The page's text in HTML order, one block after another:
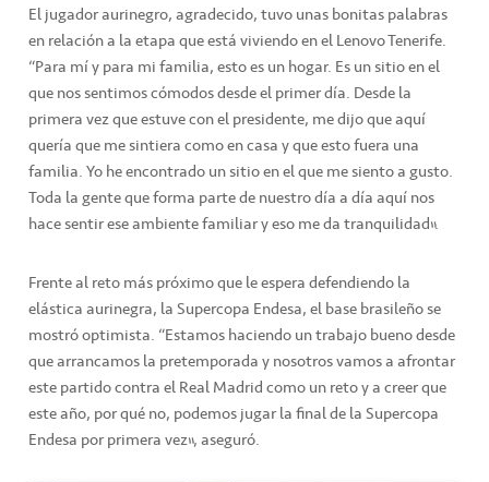
El jugador aurinegro, agradecido, tuvo unas bonitas palabras
en relación a la etapa que está viviendo en el Lenovo Tenerife.
“Para mí y para mi familia, esto es un hogar. Es un sitio en el
que nos sentimos cómodos desde el primer día. Desde la
primera vez que estuve con el presidente, me dijo que aquí
quería que me sintiera como en casa y que esto fuera una
familia. Yo he encontrado un sitio en el que me siento a gusto.
Toda la gente que forma parte de nuestro día a día aquí nos
hace sentir ese ambiente familiar y eso me da tranquilidad”.
Frente al reto más próximo que le espera defendiendo la
elástica aurinegra, la Supercopa Endesa, el base brasileño se
mostró optimista. “Estamos haciendo un trabajo bueno desde
que arrancamos la pretemporada y nosotros vamos a afrontar
este partido contra el Real Madrid como un reto y a creer que
este año, por qué no, podemos jugar la final de la Supercopa
Endesa por primera vez”, aseguró.